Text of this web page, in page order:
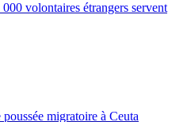
volontaires étrangers servent
migratoire à Ceuta